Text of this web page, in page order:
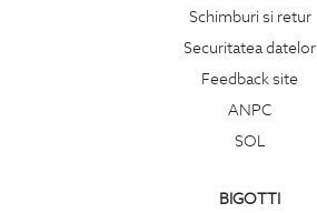
Schimburi si retur
Securitatea datelor
Feedback site
ANPC
SOL
BIGOTTI